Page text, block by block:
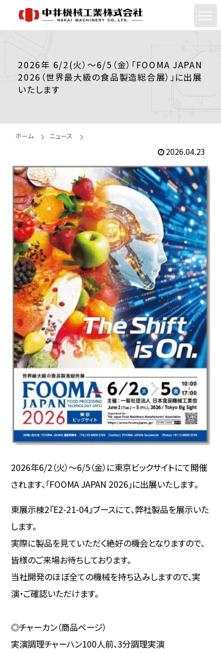
2026年 6/2(火）〜6/5（金）「FOOMA JAPAN
2026（世界最大級の食品製造総合展）」に出展
いたします
ホーム ニュース
2026.04.23
2026年6/2（火）〜6/5（金）に東京ビックサイトにて開催
されます、 「FOOMA JAPAN 2026」に出展いたします。
東展示棟2『E2-21-04』ブースにて、弊社製品を展示いた
します。
実際に製品を見ていただく絶好の機会となりますので、
皆様のご来場お待ちしております。
当社開発のほぼ全ての機械を持ち込みしますので、実
演・ご確認いただけます。
◎チャーカン（商品ページ）
実演調理チャーハン100人前、3分調理実演